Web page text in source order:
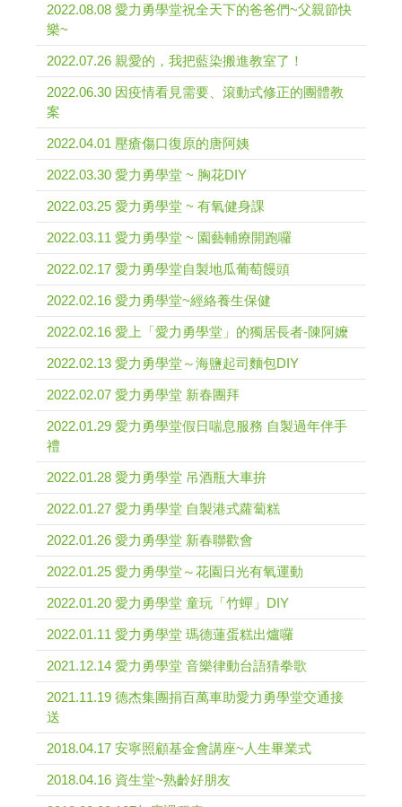
2022.08.08 愛力勇學堂祝全天下的爸爸們~父親節快
樂~
2022.07.26 親愛的，我把藍染搬進教室了！
2022.06.30 因疫情看見需要、滾動式修正的團體教
案
2022.04.01 壓瘡傷口復原的唐阿姨
2022.03.30 愛力勇學堂 ~ 胸花DIY
2022.03.25 愛力勇學堂 ~ 有氧健身課
2022.03.11 愛力勇學堂 ~ 園藝輔療開跑囉
2022.02.17 愛力勇學堂自製地瓜葡萄饅頭
2022.02.16 愛力勇學堂~經絡養生保健
2022.02.16 愛上「愛力勇學堂」的獨居長者-陳阿嬤
2022.02.13 愛力勇學堂～海鹽起司麵包DIY
2022.02.07 愛力勇學堂 新春團拜
2022.01.29 愛力勇學堂假日喘息服務 自製過年伴手
禮
2022.01.28 愛力勇學堂 吊酒瓶大車拚
2022.01.27 愛力勇學堂 自製港式蘿蔔糕
2022.01.26 愛力勇學堂 新春聯歡會
2022.01.25 愛力勇學堂～花園日光有氧運動
2022.01.20 愛力勇學堂 童玩「竹蟬」DIY
2022.01.11 愛力勇學堂 瑪德蓮蛋糕出爐囉
2021.12.14 愛力勇學堂 音樂律動台語猜拳歌
2021.11.19 德杰集團捐百萬車助愛力勇學堂交通接
送
2018.04.17 安寧照顧基金會講座~人生畢業式
2018.04.16 資生堂~熟齡好朋友